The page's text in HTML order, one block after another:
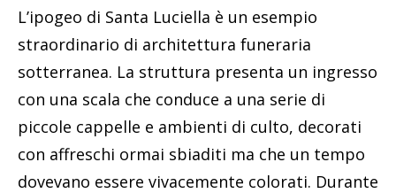
L’ipogeo di Santa Luciella è un esempio
straordinario di architettura funeraria
sotterranea. La struttura presenta un ingresso
con una scala che conduce a una serie di
piccole cappelle e ambienti di culto, decorati
con affreschi ormai sbiaditi ma che un tempo
dovevano essere vivacemente colorati. Durante